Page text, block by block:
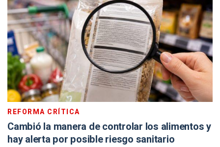
REFORMA CRÍTICA
Cambió la manera de controlar los alimentos y
hay alerta por posible riesgo sanitario